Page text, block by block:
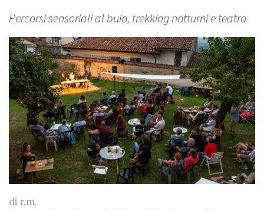
Percorsi sensoriali al buio, trekking notturni e teatro
di r.m.